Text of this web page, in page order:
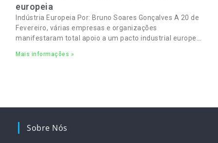
europeia
Indústria Europeia Por: Bruno Soares Gonçalves A 20 de
Fevereiro, várias empresas e organizações
manifestaram total apoio a um pacto industrial europeu
empregos
Mais informações »
Sobre Nós